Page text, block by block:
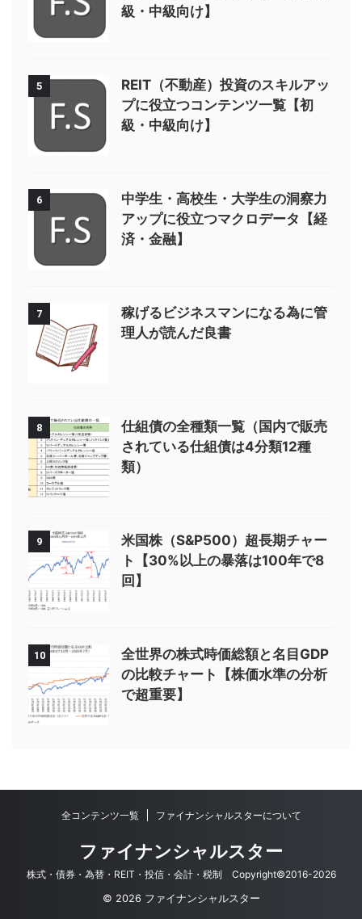
級・中級向け】
5
REIT（不動産）投資のスキルアッ
プに役立つコンテンツ一覧【初
級・中級向け】
6
中学生・高校生・大学生の洞察力
アップに役立つマクロデータ【経
済・金融】
7
稼げるビジネスマンになる為に管
理人が読んだ良書
8
仕組債の全種類一覧（国内で販売
されている仕組債は4分類12種
類）
9
米国株（S&P500）超長期チャー
ト【30%以上の暴落は100年で8
回】
10
全世界の株式時価総額と名目GDP
の比較チャート【株価水準の分析
で超重要】
全コンテンツ一覧 ファイナンシャルスターについて
ファイナンシャルスター
株式・債券・為替・REIT・投信・会計・税制 Copyright©2016-2026
© 2026 ファイナンシャルスター